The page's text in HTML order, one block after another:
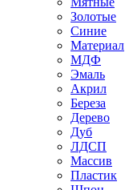
Золотые
Синие
Материал
МДФ
Эмаль
Акрил
Береза
Дерево
Дуб
ЛДСП
Массив
Пластик